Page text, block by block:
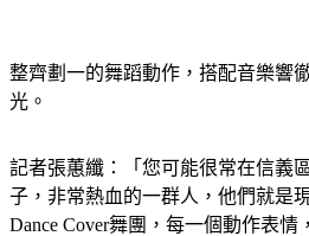
整齊劃一的舞蹈動作，搭配音樂響
光。
記者張蕙纖：「您可能很常在信義
子，非常熱血的一群人，他們就是
Dance Cover舞團，每一個動作表情